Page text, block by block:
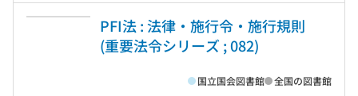
PFI法 : 法律・施行令・施行規則
(重要法令シリーズ ; 082)
国立国会図書館 全国の図書館